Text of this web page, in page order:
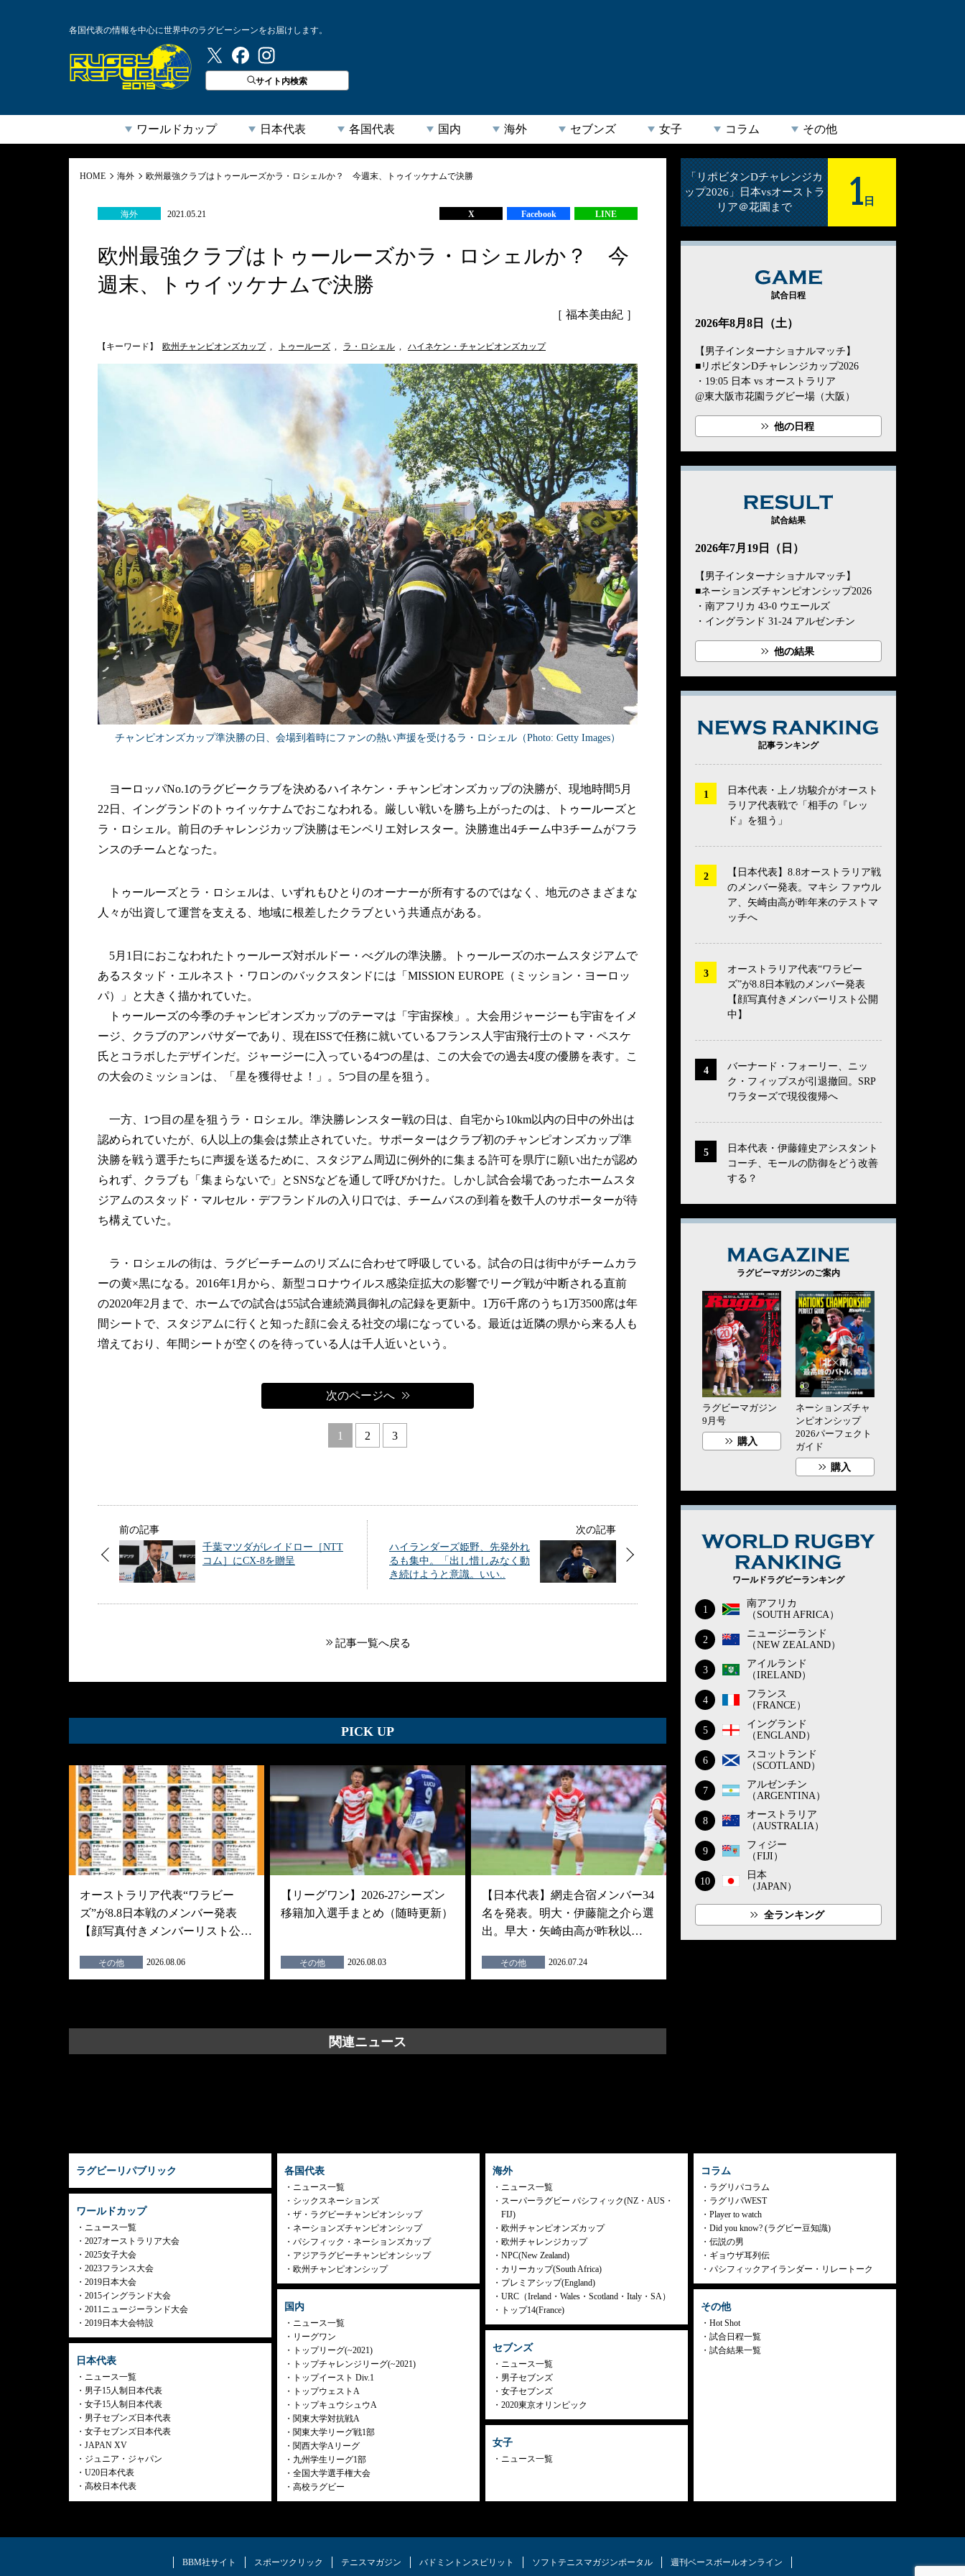
各国代表の情報を中心に世界中のラグビーシーンをお届けします。
ラグビーリパブリック
サイト内検索
ワールドカップ 日本代表 各国代表 国内 海外 セブンズ 女子 コラム その他
HOME 海外 欧州最強クラブはトゥールーズかラ・ロシェルか？ 今週末、トゥイッケナムで決勝
海外 2021.05.21 X Facebook LINE
欧州最強クラブはトゥールーズかラ・ロシェルか？ 今
週末、トゥイッケナムで決勝
［ 福本美由紀 ］
【キーワード】 欧州チャンピオンズカップ , トゥールーズ , ラ・ロシェル , ハイネケン・チャンピオンズカップ
チャンピオンズカップ準決勝の日、会場到着時にファンの熱い声援を受けるラ・ロシェル（Photo: Getty Images）
ヨーロッパNo.1のラグビークラブを決めるハイネケン・チャンピオンズカップの決勝が、現地時間5月
22日、イングランドのトゥイッケナムでおこなわれる。厳しい戦いを勝ち上がったのは、トゥールーズと
ラ・ロシェル。前日のチャレンジカップ決勝はモンペリエ対レスター。決勝進出4チーム中3チームがフラ
ンスのチームとなった。
トゥールーズとラ・ロシェルは、いずれもひとりのオーナーが所有するのではなく、地元のさまざまな
人々が出資して運営を支える、地域に根差したクラブという共通点がある。
5月1日におこなわれたトゥールーズ対ボルドー・べグルの準決勝。トゥールーズのホームスタジアムで
あるスタッド・エルネスト・ワロンのバックスタンドには「MISSION EUROPE（ミッション・ヨーロッ
パ）」と大きく描かれていた。
トゥールーズの今季のチャンピオンズカップのテーマは「宇宙探検」。大会用ジャージーも宇宙をイメ
ージ、クラブのアンバサダーであり、現在ISSで任務に就いているフランス人宇宙飛行士のトマ・ペスケ
氏とコラボしたデザインだ。ジャージーに入っている4つの星は、この大会での過去4度の優勝を表す。こ
の大会のミッションは、「星を獲得せよ！」。5つ目の星を狙う。
一方、1つ目の星を狙うラ・ロシェル。準決勝レンスター戦の日は、自宅から10km以内の日中の外出は
認められていたが、6人以上の集会は禁止されていた。サポーターはクラブ初のチャンピオンズカップ準
決勝を戦う選手たちに声援を送るために、スタジアム周辺に例外的に集まる許可を県庁に願い出たが認め
られず、クラブも「集まらないで」とSNSなどを通して呼びかけた。しかし試合会場であったホームスタ
ジアムのスタッド・マルセル・デフランドルの入り口では、チームバスの到着を数千人のサポーターが待
ち構えていた。
ラ・ロシェルの街は、ラグビーチームのリズムに合わせて呼吸している。試合の日は街中がチームカラ
ーの黄×黒になる。2016年1月から、新型コロナウイルス感染症拡大の影響でリーグ戦が中断される直前
の2020年2月まで、ホームでの試合は55試合連続満員御礼の記録を更新中。1万6千席のうち1万3500席は年
間シートで、スタジアムに行くと知った顔に会える社交の場になっている。最近は近隣の県から来る人も
増えており、年間シートが空くのを待っている人は千人近いという。
次のページへ
1 2 3
前の記事
千葉マツダがレイドロー［NTT
コム］にCX-8を贈呈
次の記事
ハイランダーズ姫野、先発外れ
るも集中。「出し惜しみなく動
き続けようと意識。いい..
記事一覧へ戻る
PICK UP
オーストラリア代表“ワラビー
ズ”が8.8日本戦のメンバー発表
【顔写真付きメンバーリスト公…
その他 2026.08.06
【リーグワン】2026-27シーズン
移籍加入選手まとめ（随時更新）
その他 2026.08.03
【日本代表】網走合宿メンバー34
名を発表。明大・伊藤龍之介ら選
出。早大・矢崎由高が昨秋以…
その他 2026.07.24
関連ニュース
「リポビタンDチャレンジカ
ップ2026」日本vsオーストラ
リア＠花園まで
1 日
GAME
試合日程
2026年8月8日（土）
【男子インターナショナルマッチ】
■リポビタンDチャレンジカップ2026
・19:05 日本 vs オーストラリア
@東大阪市花園ラグビー場（大阪）
他の日程
試合結果
2026年7月19日（日）
【男子インターナショナルマッチ】
■ネーションズチャンピオンシップ2026
・南アフリカ 43-0 ウエールズ
・イングランド 31-24 アルゼンチン
他の結果
記事ランキング
日本代表・上ノ坊駿介がオースト
ラリア代表戦で「相手の『レッ
ド』を狙う」
【日本代表】8.8オーストラリア戦
のメンバー発表。マキシ ファウル
ア、矢崎由高が昨年来のテストマ
ッチへ
オーストラリア代表“ワラビー
ズ”が8.8日本戦のメンバー発表
【顔写真付きメンバーリスト公開
中】
バーナード・フォーリー、ニッ
ク・フィップスが引退撤回。SRP
ワラターズで現役復帰へ
日本代表・伊藤鐘史アシスタント
コーチ、モールの防御をどう改善
する？
ラグビーマガジンのご案内
ラグビーマガジン
9月号
購入
ネーションズチャ
ンピオンシップ
2026パーフェクト
ガイド
購入
ワールドラグビーランキング
1
南アフリカ
（SOUTH AFRICA）
2
ニュージーランド
（NEW ZEALAND）
3
アイルランド
（IRELAND）
4
フランス
（FRANCE）
5
イングランド
（ENGLAND）
6
スコットランド
（SCOTLAND）
7
アルゼンチン
（ARGENTINA）
8
オーストラリア
（AUSTRALIA）
9
フィジー
（FIJI）
10
日本
（JAPAN）
全ランキング
ラグビーリパブリック
ワールドカップ
ニュース一覧
2027オーストラリア大会
2025女子大会
2023フランス大会
2019日本大会
2015イングランド大会
2011ニュージーランド大会
2019日本大会特設
日本代表
ニュース一覧
男子15人制日本代表
女子15人制日本代表
男子セブンズ日本代表
女子セブンズ日本代表
JAPAN XV
ジュニア・ジャパン
U20日本代表
高校日本代表
各国代表
ニュース一覧
シックスネーションズ
ザ・ラグビーチャンピオンシップ
ネーションズチャンピオンシップ
パシフィック・ネーションズカップ
アジアラグビーチャンピオンシップ
欧州チャンピオンシップ
国内
ニュース一覧
リーグワン
トップリーグ(~2021)
トップチャレンジリーグ(~2021)
トップイースト Div.1
トップウェストA
トップキュウシュウA
関東大学対抗戦A
関東大学リーグ戦1部
関西大学Aリーグ
九州学生リーグ1部
全国大学選手権大会
高校ラグビー
海外
ニュース一覧
スーパーラグビー パシフィック(NZ・AUS・
FIJ)
欧州チャンピオンズカップ
欧州チャレンジカップ
NPC(New Zealand)
カリーカップ(South Africa)
プレミアシップ(England)
URC（Ireland・Wales・Scotland・Italy・SA）
トップ14(France)
セブンズ
ニュース一覧
男子セブンズ
女子セブンズ
2020東京オリンピック
女子
ニュース一覧
コラム
ラグリパコラム
ラグリパWEST
Player to watch
Did you know? (ラグビー豆知識)
伝説の男
ギョウザ耳列伝
パシフィックアイランダー・リレートーク
その他
Hot Shot
試合日程一覧
試合結果一覧
BBM社サイト スポーツクリック テニスマガジン バドミントンスピリット ソフトテニスマガジンポータル 週刊ベースボールオンライン